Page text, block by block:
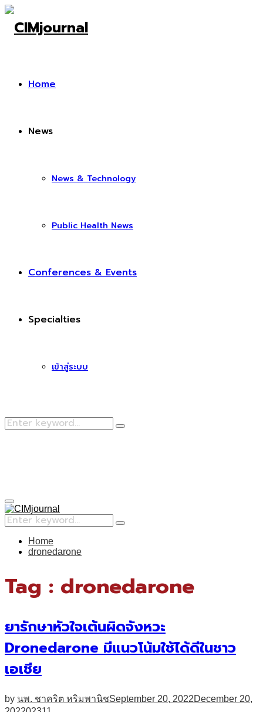
Home
News
News & Technology
Public Health News
Conferences & Events
Specialties
เข้าสู่ระบบ
Search
Search
Primary
Menu
Search
for:
Search
Home
dronedarone
Tag : dronedarone
ยารักษาหัวใจเต้นผิดจังหวะ
Dronedarone มีแนวโน้มใช้ได้ดีในชาว
เอเชีย
by นพ. ชาคริต หริมพานิชSeptember 20, 2022December 20,